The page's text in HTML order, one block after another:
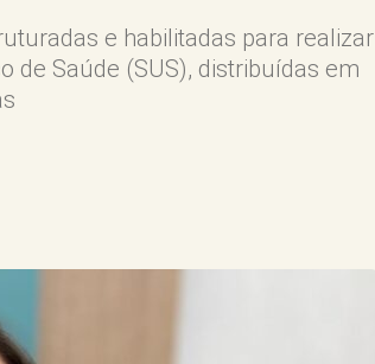
e habilitadas para realizar
de Saúde (SUS), distribuídas em